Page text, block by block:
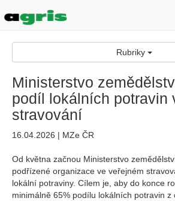
Rubriky
Ministerstvo
podíl lokálních potravin
stravování
16.04.2026 | MZe ČR
Od května začnou Ministerstvo
podřízené organizace ve veřejném
lokální potraviny. Cílem je, aby do konce
minimálně 65% podílu lokálních potravin z